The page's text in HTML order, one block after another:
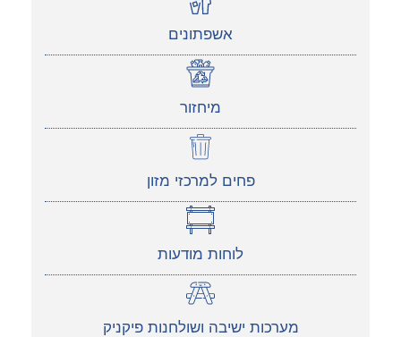
אשפתונים
מיחזור
פחים למרכזי מזון
לוחות מודעות
מערכות ישיבה ושולחנות פיקניק